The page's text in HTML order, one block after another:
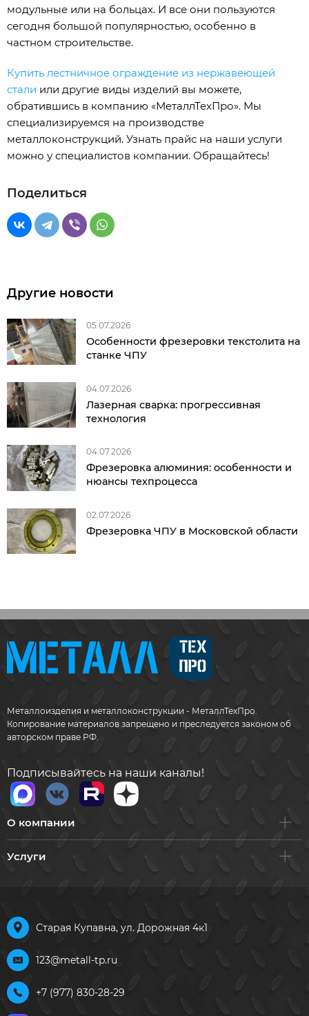
модульные или на больцах. И все они пользуются
сегодня большой популярностью, особенно в
частном строительстве.
Купить лестничное ограждение из нержавеющей
стали или другие виды изделий вы можете,
обратившись в компанию «МеталлТехПро». Мы
специализируемся на производстве
металлоконструкций. Узнать прайс на наши услуги
можно у специалистов компании. Обращайтесь!
Поделиться
Другие новости
05.07.2026
Особенности фрезеровки текстолита на
станке ЧПУ
04.07.2026
Лазерная сварка: прогрессивная
технология
04.07.2026
Фрезеровка алюминия: особенности и
нюансы техпроцесса
02.07.2026
Фрезеровка ЧПУ в Московской области
Металлоизделия и металлоконструкции - МеталлТехПро.
Копирование материалов запрещено и преследуется законом об
авторском праве РФ.
Подписывайтесь на наши каналы!
О компании
Услуги
Старая Купавна, ул. Дорожная 4к1
123@metall-tp.ru
+7 (977) 830-28-29